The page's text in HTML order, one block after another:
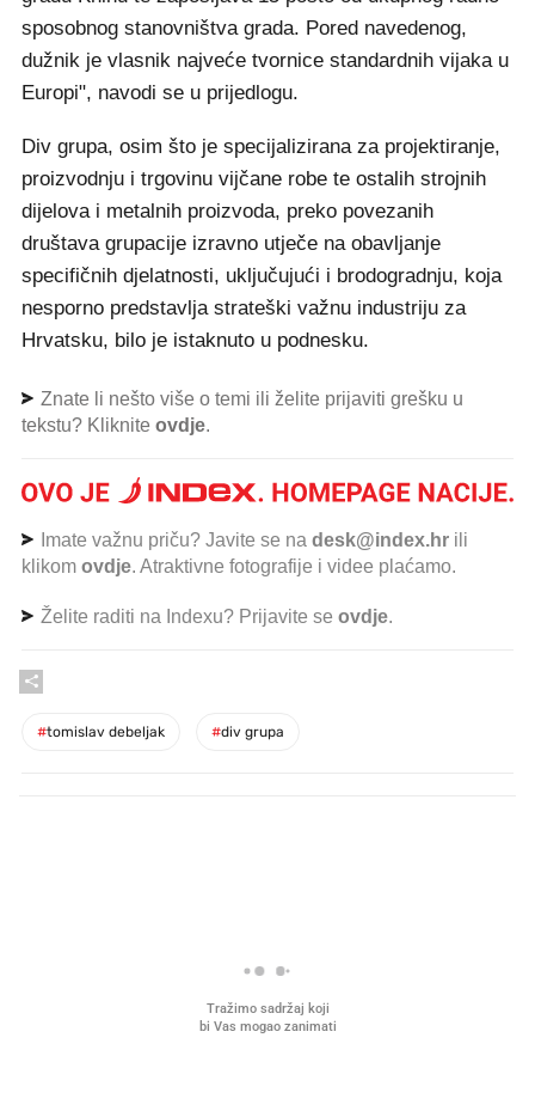
sposobnog stanovništva grada. Pored navedenog,
dužnik je vlasnik najveće tvornice standardnih vijaka u
Europi", navodi se u prijedlogu.
Div grupa, osim što je specijalizirana za projektiranje,
proizvodnju i trgovinu vijčane robe te ostalih strojnih
dijelova i metalnih proizvoda, preko povezanih
društava grupacije izravno utječe na obavljanje
specifičnih djelatnosti, uključujući i brodogradnju, koja
nesporno predstavlja strateški važnu industriju za
Hrvatsku, bilo je istaknuto u podnesku.
Znate li nešto više o temi ili želite prijaviti grešku u
tekstu? Kliknite ovdje.
Imate važnu priču? Javite se na desk@index.hr ili
klikom ovdje. Atraktivne fotografije i videe plaćamo.
Želite raditi na Indexu? Prijavite se ovdje.
#tomislav debeljak #div grupa